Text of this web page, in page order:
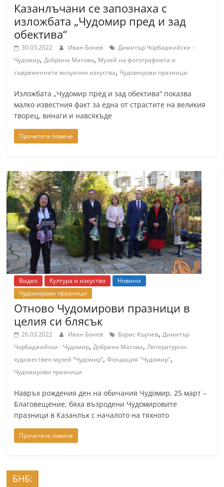
Казанлъчани се запознаха с
изложбата „Чудомир пред и зад
обектива“
30.03.2022 Иван Бонев
Димитър Чорбаджийски -
Чудомир,Добрина Матова, Музей на фотографията и
съвременните визуални изкуства, Чудомирови празници
Изложбата „Чудомир пред и зад обектива“ показва
малко известния факт за една от страстите на великия
творец, винаги и навсякъде
Прочетете повече
Видео Култура и изкуство
Новини
Чудомирови празници
Отново Чудомирови празници в
целия си блясък
26.03.2022 Иван Бонев Борис Кърчев,Димитър
Чорбаджийски - Чудомир,Добрина Матова,Литературно-
художествен музей “Чудомир”,Фондация "Чудомир",
Чудомирови празници
Навръх рождения ден на обичания Чудомир, 25 март –
Благовещение, бяха възродени Чудомировите
празници в Казанлък с началото на тяхното
Прочетете повече
БНБ: